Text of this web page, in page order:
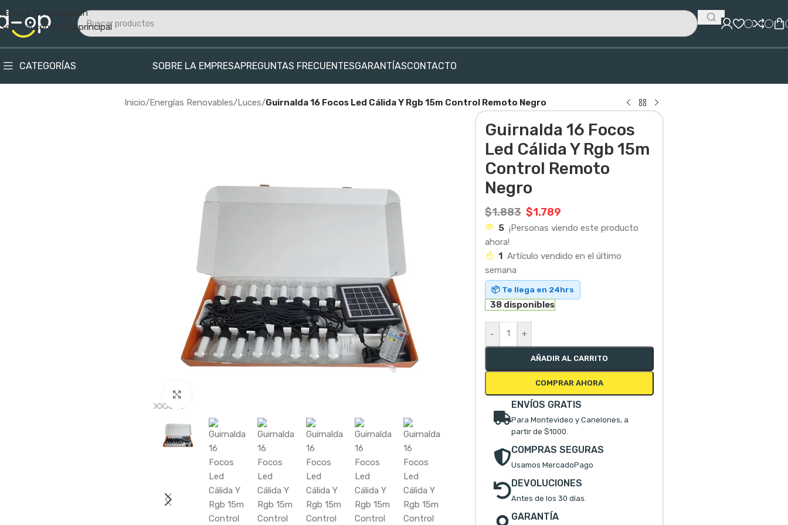
Saltar a la navegación
Saltar al contenido principal
CATEGORÍAS SOBRE LA EMPRESAPREGUNTAS FRECUENTESGARANTÍASCONTACTO
Inicio/Energías Renovables/Luces/Guirnalda 16 Focos Led Cálida Y Rgb 15m Control Remoto Negro
Guirnalda 16 Focos
Led Cálida Y Rgb 15m
Control Remoto
Negro
$1.883 $1.789
5 ¡Personas viendo este producto
ahora!
1 Artículo vendido en el último
semana
📦 Te llega en 24hrs
38 disponibles
- +
AÑADIR AL CARRITO
COMPRAR AHORA
ENVÍOS GRATIS
Para Montevideo y Canelones, a
partir de $1000.
COMPRAS SEGURAS
Usamos MercadoPago
DEVOLUCIONES
Antes de los 30 días.
GARANTÍA